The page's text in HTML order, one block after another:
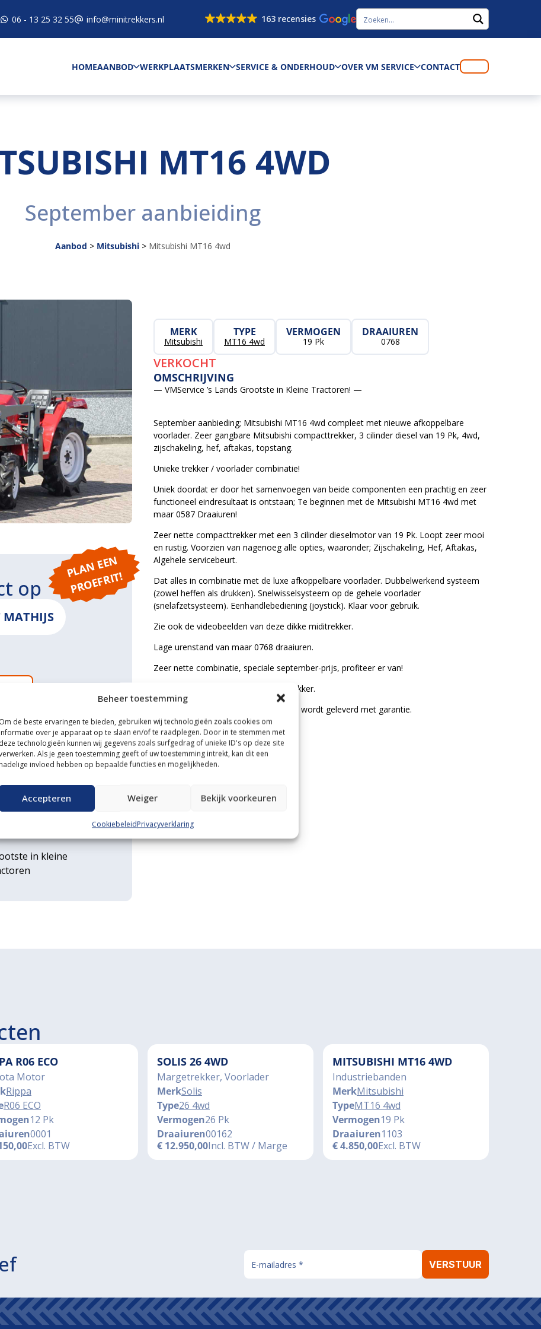
Beheer toestemming
Om de beste ervaringen te bieden, gebruiken wij technologieën zoals cookies om
informatie over je apparaat op te slaan en/of te raadplegen. Door in te stemmen met
deze technologieën kunnen wij gegevens zoals surfgedrag of unieke ID's op deze site
Als je geen toestemming geeft of uw toestemming intrekt, kan dit een
nadelige invloed hebben op bepaalde functies en mogelijkheden.
Accepteren Weiger Bekijk voorkeuren
CookiebeleidPrivacyverklaring
06 - 13 25 32 55 info@minitrekkers.nl 163 recensies
HOMEAANBOD WERKPLAATSMERKEN SERVICE & ONDERHOUD OVER VM SERVICE CONTACT
MT16 4WD
September aanbieiding
Aanbod > Mitsubishi > Mitsubishi MT16 4wd
MERK
Mitsubishi
TYPE
MT16 4wd
VERMOGEN
19 Pk
DRAAIUREN
0768
VERKOCHT
OMSCHRIJVING
— VMService ’s Lands Grootste in Kleine Tractoren! —
September aanbieding; Mitsubishi MT16 4wd compleet met nieuwe afkoppelbare
voorlader. Zeer gangbare Mitsubishi compacttrekker, 3 cilinder diesel van 19 Pk, 4wd,
zijschakeling, hef, aftakas, topstang.
Unieke trekker / voorlader combinatie!
Uniek doordat er door het samenvoegen van beide componenten een prachtig en zeer
functioneel eindresultaat is ontstaan; Te beginnen met de Mitsubishi MT16 4wd met
maar 0587 Draaiuren!
Zeer nette compacttrekker met een 3 cilinder dieselmotor van 19 Pk. Loopt zeer mooi
en rustig. Voorzien van nagenoeg alle opties, waaronder; Zijschakeling, Hef, Aftakas,
Algehele servicebeurt.
Dat alles in combinatie met de luxe afkoppelbare voorlader. Dubbelwerkend systeem
(zowel heffen als drukken). Snelwisselsysteem op de gehele voorlader
(snelafzetsysteem). Eenhandlebediening (joystick). Klaar voor gebruik.
Zie ook de videobeelden van deze dikke miditrekker.
Lage urenstand van maar 0768 draaiuren.
Zeer nette combinatie, speciale september-prijs, profiteer er van!
Zie ook de videobeelden van deze trekker.
Voorzien van algehele servicebeurt en wordt geleverd met garantie.
P
L
A
N
E
E
N
P
R
O
E
F
RI
T!
op
MATHIJS
transportservice
in kleine
R06 ECO
Motor
Rippa
R06 ECO
12 Pk
0001
Excl. BTW
SOLIS 26 4WD
Margetrekker, Voorlader
MerkSolis
Type26 4wd
Vermogen26 Pk
Draaiuren00162
€ 12.950,00Incl. BTW / Marge
MITSUBISHI MT16 4WD
Industriebanden
MerkMitsubishi
TypeMT16 4wd
Vermogen19 Pk
Draaiuren1103
€4.850,00Excl. BTW